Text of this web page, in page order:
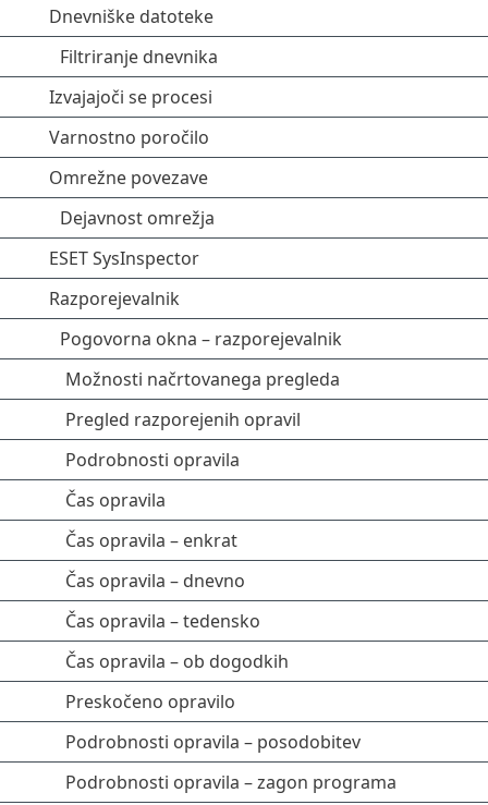
Dnevniške datoteke
Filtriranje dnevnika
Izvajajoči se procesi
Varnostno poročilo
Omrežne povezave
Dejavnost omrežja
ESET SysInspector
Razporejevalnik
Pogovorna okna – razporejevalnik
Možnosti načrtovanega pregleda
Pregled razporejenih opravil
Podrobnosti opravila
Čas opravila
Čas opravila – enkrat
Čas opravila – dnevno
Čas opravila – tedensko
Čas opravila – ob dogodkih
Preskočeno opravilo
Podrobnosti opravila – posodobitev
Podrobnosti opravila – zagon programa